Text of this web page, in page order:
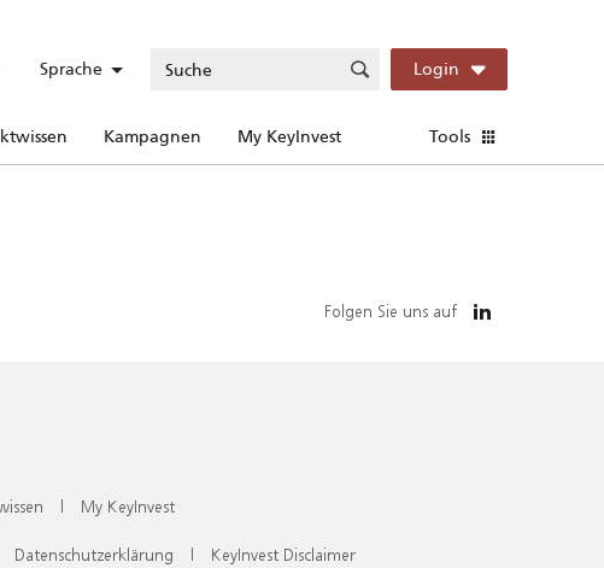
Sprache Login
Kampagnen My KeyInvest Tools
Folgen Sie uns auf
| My KeyInvest
Datenschutzerklärung | KeyInvest Disclaimer